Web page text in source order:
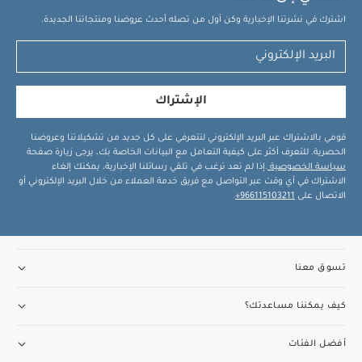
اشترك في نشرتنا الإخبارية وكن أول من تصله أحدث عروضنا ومنتجاتنا الجديدة.
الإشتراك
قومي بالاشتراك عبر البريد الإلكتروني لتتعرفي على كل جديد من تشكيلاتنا وعروضنا
الحصرية. للتعرف أكثر على كيفية التعامل مع البيانات الخاصة بك، يرجى زيارة صفحة
سياسة الخصوصية .إذا لم تعد ترغب في تلقي رسائلنا الإخبارية، يمكنك إلغاء
الاشتراك في أي وقت عبر التواصل مع فريق خدمة العملاء من خلال البريد الإلكتروني أو
الاتصال على 966115103211+
.
تسوق معنا
كيف يمكننا مساعدتك؟
أفضل الفئات